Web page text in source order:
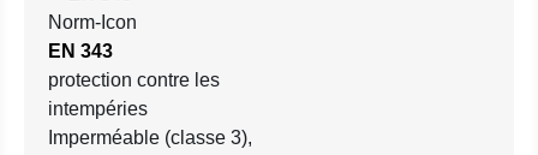
EN 343
protection contre les
intempéries
Imperméable (classe 3),